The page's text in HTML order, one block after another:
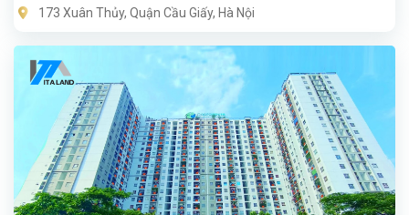
173 Xuân Thủy, Quận Cầu Giấy, Hà Nội